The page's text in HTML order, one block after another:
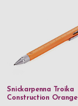
Snickarpenna Troika
Construction Orange